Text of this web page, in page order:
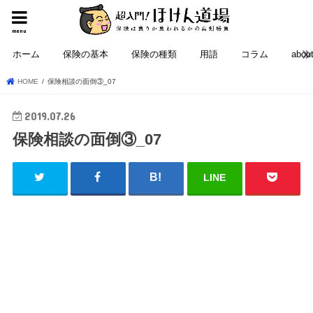
menu
ホーム 保険の基本 保険の種類 用語 コラム about
HOME 保険相談の面倒③_07
2019.07.26
保険相談の面倒③_07
LINE